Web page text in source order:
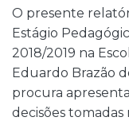
O presente
Estágio
2018/2019 na
Eduardo Brazão
procura
decisões